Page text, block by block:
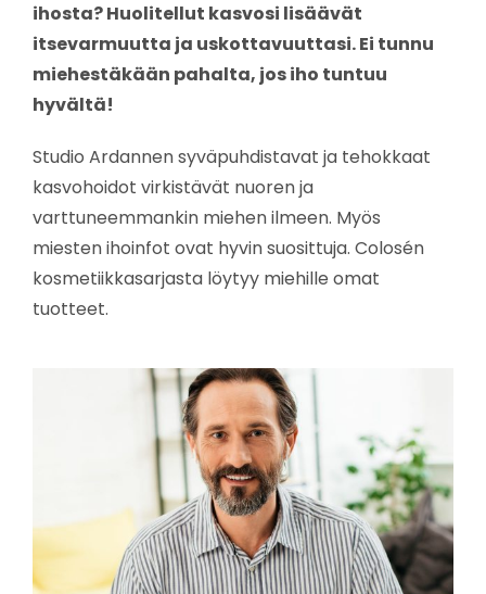
ihosta? Huolitellut kasvosi lisäävät
itsevarmuutta ja uskottavuuttasi. Ei tunnu
miehestäkään pahalta, jos iho tuntuu
hyvältä!
Studio Ardannen syväpuhdistavat ja tehokkaat
kasvohoidot virkistävät nuoren ja
varttuneemmankin miehen ilmeen. Myös
miesten ihoinfot ovat hyvin suosittuja. Colosén
kosmetiikkasarjasta löytyy miehille omat
tuotteet.